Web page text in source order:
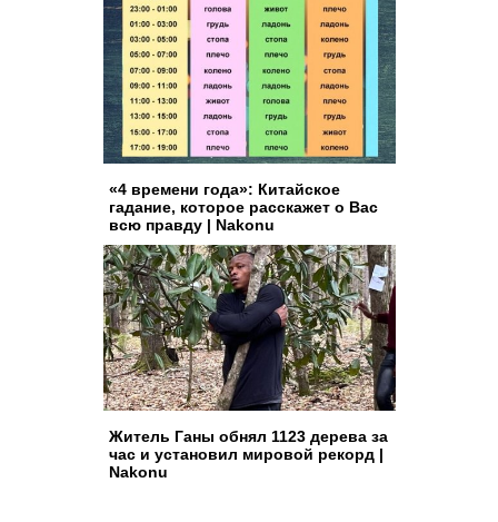
«4 времени года»: Китайское
гадание, которое расскажет о Вас
всю правду | Nakonu
Житель Ганы обнял 1123 дерева за
час и установил мировой рекорд |
Nakonu